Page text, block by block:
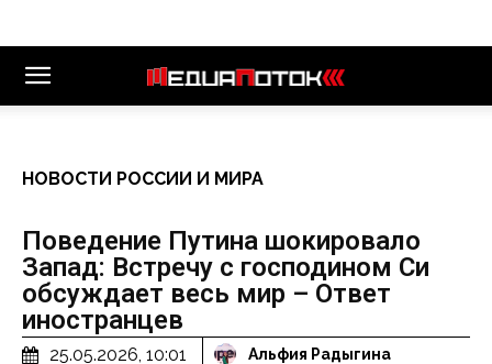
НОВОСТИ РОССИИ И МИРА
Поведение Путина шокировало
Запад: Встречу с господином Си
обсуждает весь мир – Ответ
иностранцев
25.05.2026, 10:01 Альфия Радыгина